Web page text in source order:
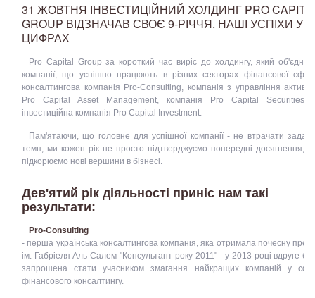
31 ЖОВТНЯ ІНВЕСТИЦІЙНИЙ ХОЛДИНГ PRO
GROUP ВІДЗНАЧАВ СВОЄ 9-РІЧЧЯ. НАШІ УСПІХИ У
ЦИФРАХ
Pro Capital Group за короткий час виріс до холдингу, який
компанії, що успішно працюють в різних секторах фінансової
консалтингова компанія Pro-Consulting, компанія з управління
Pro Capital Asset Management, компанія Pro Capital Securities
інвестиційна компанія Pro Capital Investment.
Пам'ятаючи, що головне для успішної компанії - не втрачати
темп, ми кожен рік не просто підтверджуємо попередні досягнення,
підкорюємо нові вершини в бізнесі.
Дев'ятий рік діяльності приніс нам такі
результати:
Pro-Consulting
- перша українська консалтингова компанія, яка отримала почесну
ім. Габріеля Аль-Салем "Консультант року-2011" - у 2013 році вдруге
запрошена стати учасником змагання найкращих компаній у
фінансового консалтингу.